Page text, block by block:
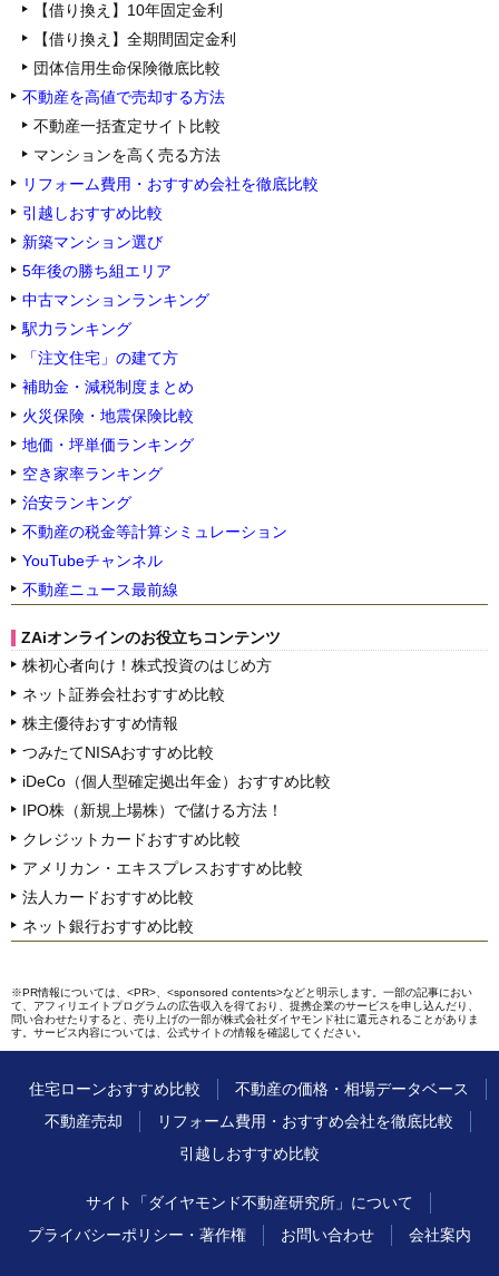
【借り換え】10年固定金利
【借り換え】全期間固定金利
団体信用生命保険徹底比較
不動産を高値で売却する方法
不動産一括査定サイト比較
マンションを高く売る方法
リフォーム費用・おすすめ会社を徹底比較
引越しおすすめ比較
新築マンション選び
5年後の勝ち組エリア
中古マンションランキング
駅力ランキング
「注文住宅」の建て方
補助金・減税制度まとめ
火災保険・地震保険比較
地価・坪単価ランキング
空き家率ランキング
治安ランキング
不動産の税金等計算シミュレーション
YouTubeチャンネル
不動産ニュース最前線
ZAiオンラインのお役立ちコンテンツ
株初心者向け！株式投資のはじめ方
ネット証券会社おすすめ比較
株主優待おすすめ情報
つみたてNISAおすすめ比較
iDeCo（個人型確定拠出年金）おすすめ比較
IPO株（新規上場株）で儲ける方法！
クレジットカードおすすめ比較
アメリカン・エキスプレスおすすめ比較
法人カードおすすめ比較
ネット銀行おすすめ比較
※PR情報については、<PR>、<sponsored contents>などと明示します。一部の記事におい
て、アフィリエイトプログラムの広告収入を得ており、提携企業のサービスを申し込んだり、
問い合わせたりすると、売り上げの一部が株式会社ダイヤモンド社に還元されることがありま
す。サービス内容については、公式サイトの情報を確認してください。
住宅ローンおすすめ比較
不動産の価格・相場データベース
不動産売却
リフォーム費用・おすすめ会社を徹底比較
引越しおすすめ比較
サイト「ダイヤモンド不動産研究所」について
プライバシーポリシー・著作権
お問い合わせ 会社案内